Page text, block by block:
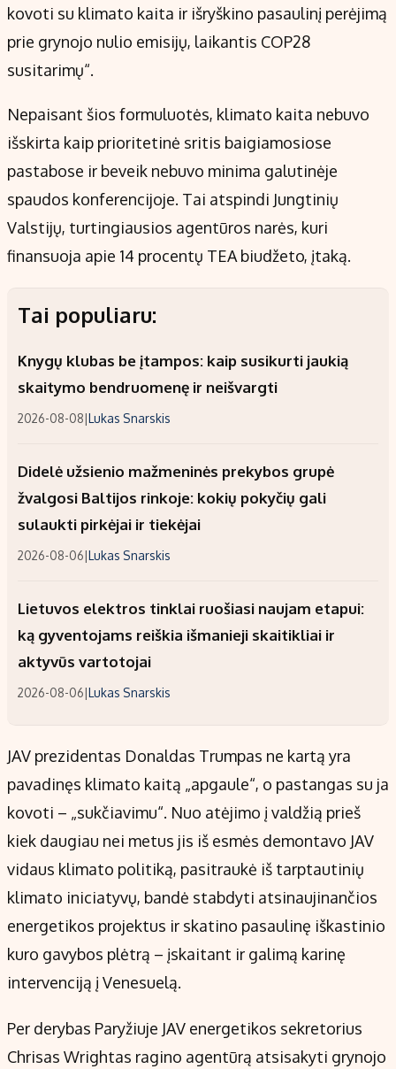
kovoti su klimato kaita ir išryškino pasaulinį perėjimą
prie grynojo nulio emisijų, laikantis COP28
susitarimų“.
Nepaisant šios formuluotės, klimato kaita nebuvo
išskirta kaip prioritetinė sritis baigiamosiose
pastabose ir beveik nebuvo minima galutinėje
spaudos konferencijoje. Tai atspindi Jungtinių
Valstijų, turtingiausios agentūros narės, kuri
finansuoja apie 14 procentų TEA biudžeto, įtaką.
Tai populiaru:
Knygų klubas be įtampos: kaip susikurti jaukią
skaitymo bendruomenę ir neišvargti
2026-08-08|Lukas Snarskis
Didelė užsienio mažmeninės prekybos grupė
žvalgosi Baltijos rinkoje: kokių pokyčių gali
sulaukti pirkėjai ir tiekėjai
2026-08-06|Lukas Snarskis
Lietuvos elektros tinklai ruošiasi naujam etapui:
ką gyventojams reiškia išmanieji skaitikliai ir
aktyvūs vartotojai
2026-08-06|Lukas Snarskis
JAV prezidentas Donaldas Trumpas ne kartą yra
pavadinęs klimato kaitą „apgaule“, o pastangas su ja
kovoti – „sukčiavimu“. Nuo atėjimo į valdžią prieš
kiek daugiau nei metus jis iš esmės demontavo JAV
vidaus klimato politiką, pasitraukė iš tarptautinių
klimato iniciatyvų, bandė stabdyti atsinaujinančios
energetikos projektus ir skatino pasaulinę iškastinio
kuro gavybos plėtrą – įskaitant ir galimą karinę
intervenciją į Venesuelą.
Per derybas Paryžiuje JAV energetikos sekretorius
Chrisas Wrightas ragino agentūrą atsisakyti grynojo